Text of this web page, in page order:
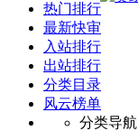
热门排行
最新快审
入站排行
出站排行
分类目录
风云榜单
分类导航